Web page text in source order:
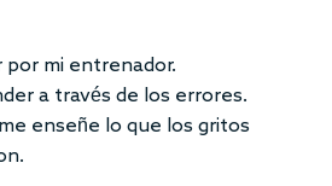
por mi entrenador.
a través de los errores.
enseñe lo que los gritos